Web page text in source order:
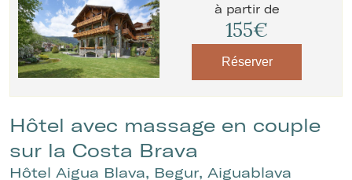
Gérer ma réservation
à partir de
155€
Réserver
Hôtel avec massage en couple
sur la Costa Brava
Hôtel Aigua Blava, Begur, Aiguablava